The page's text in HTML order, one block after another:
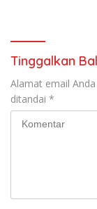
Tinggalkan
Alamat email
ditandai *